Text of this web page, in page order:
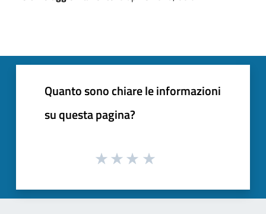
Quanto sono chiare le informazioni
su questa pagina?